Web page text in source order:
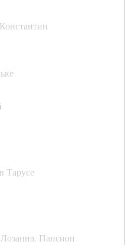
Тарусе
Пансион